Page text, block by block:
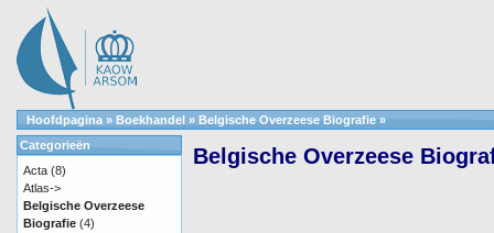
Hoofdpagina » Boekhandel » Belgische Overzeese Biografie »
Belgische Overzeese
Categorieën
Acta (8)
Atlas->
Belgische Overzeese
Biografie (4)